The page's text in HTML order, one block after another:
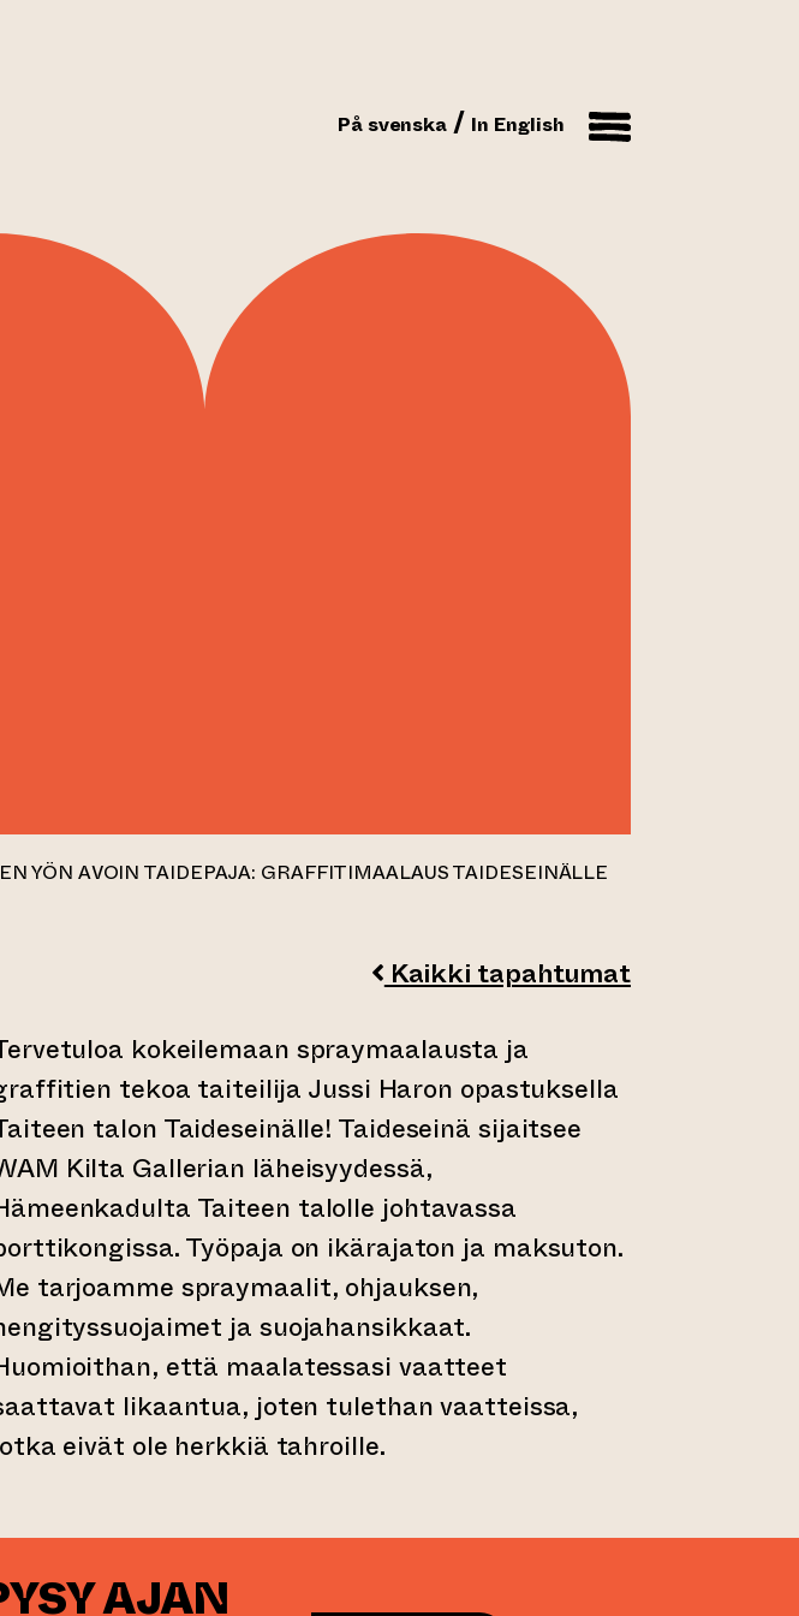
På svenska In English
YÖN AVOIN TAIDEPAJA: GRAFFITIMAALAUS TAIDESEINÄLLE
Kaikki tapahtumat
kokeilemaan spraymaalausta ja
tekoa taiteilija Jussi Haron opastuksella
talon Taideseinälle! Taideseinä sijaitsee
Kilta Gallerian läheisyydessä,
Taiteen talolle johtavassa
Työpaja on ikärajaton ja maksuton.
tarjoamme spraymaalit, ohjauksen,
ja suojahansikkaat.
että maalatessasi vaatteet
likaantua, joten tulethan vaatteissa,
eivät ole herkkiä tahroille.
AJAN